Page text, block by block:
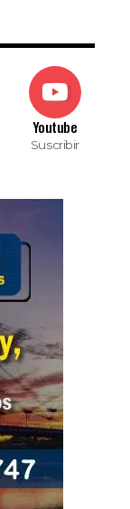
Youtube
Suscribir